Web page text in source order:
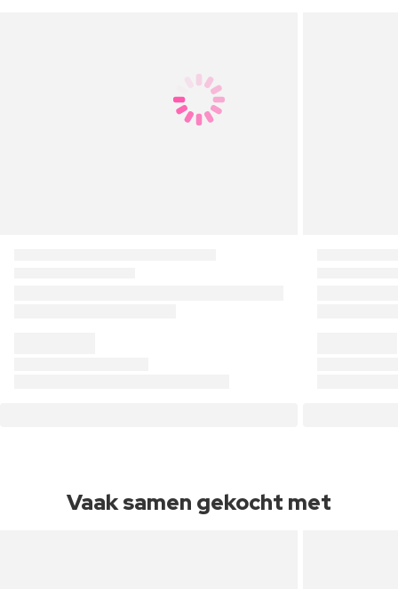
Vaak samen gekocht met